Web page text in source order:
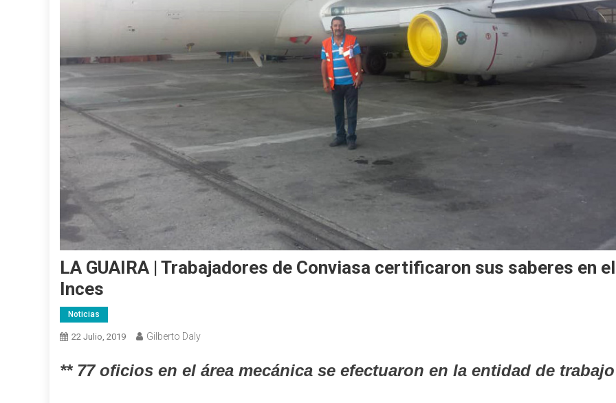
LA GUAIRA | Trabajadores de Conviasa certificaron sus saberes en el
Inces
Noticias
22 Julio, 2019 Gilberto Daly
** 77 oficios en el área mecánica se efectuaron en la entidad de trabajo